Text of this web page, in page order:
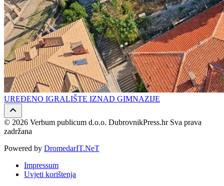
UREĐENO IGRALIŠTE IZNAD GIMNAZIJE
© 2026 Verbum publicum d.o.o. DubrovnikPress.hr Sva prava
zadržana
Powered by DromedarIT.NeT
Impressum
Uvjeti korištenja